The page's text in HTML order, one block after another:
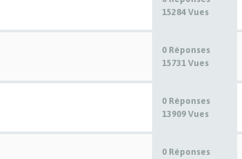
15284 Vues
0 Réponses
15731 Vues
0 Réponses
13909 Vues
0 Réponses